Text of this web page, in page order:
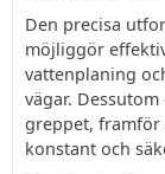
Den precisa
möjliggör
vattenplaning
vägar.
greppet,
konstant och